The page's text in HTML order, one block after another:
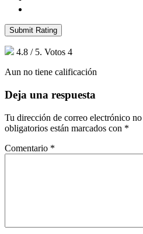
Submit Rating
4.8 / 5. Votos 4
Aun no tiene calificación
Deja una respuesta
Tu dirección de correo electrónico
obligatorios están marcados con *
Comentario *